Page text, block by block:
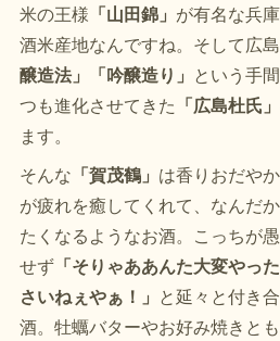
米の王様 「山田錦」 が有名な兵
酒米産地なんですね。そして広
醸造法」「吟醸造り」 という手
つも進化させてきた 「広島杜氏」
ます。
そんな 「賀茂鶴」 は香りおだや
が疲れを癒してくれて、なんだ
たくなるようなお酒。こっちが
せず 「そりゃああんた大変やっ
さいねぇやぁ！」 と延々と付き
酒。牡蠣バターやお好み焼きと